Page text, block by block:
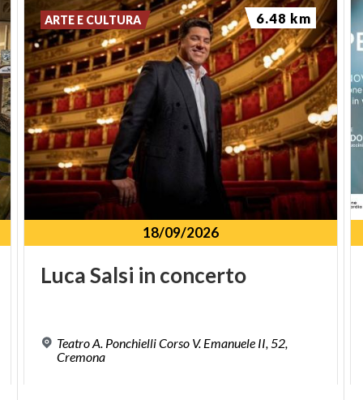
18/09/2026
LucaSalsi in concerto
Teatro A. Ponchielli Corso V. Emanuele II, 52,
Cremona
ARTE E CULTURA 6.48 km